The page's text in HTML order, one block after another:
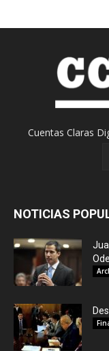
Cuentas Claras
NOTICIAS